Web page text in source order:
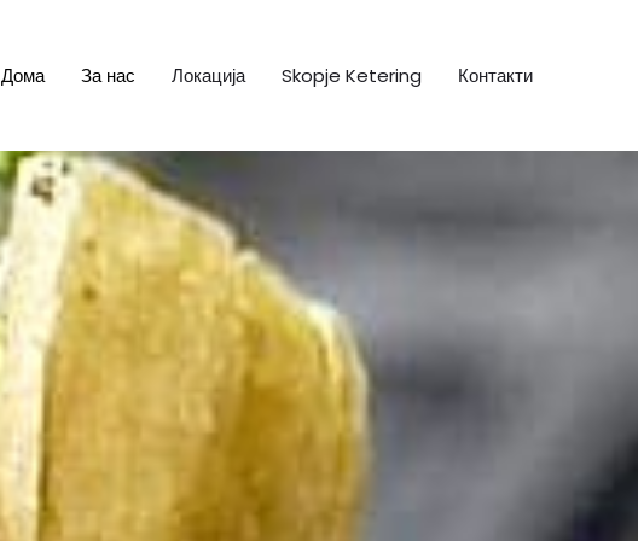
Дома За нас Локација Skopje Ketering Контакти